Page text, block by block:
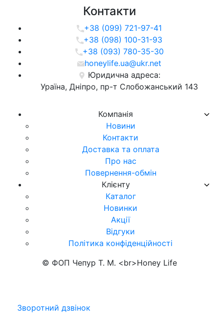
Компанія
Новини
Контакти
Доставка та оплата
Про нас
Повернення-обмін
Клієнту
Каталог
Новинки
Акції
Відгуки
Політика конфіденційності
Контакти
+38 (099) 721-97-41
+38 (098) 100-31-93
+38 (093) 780-35-30
honeylife.ua@ukr.net
Юридична адреса:
Ураїна, Дніпро, пр-т Слобожанський 143
© ФОП Чепур Т. М. <br>Honey Life
Зворотний дзвінок